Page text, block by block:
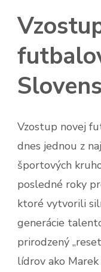
Vzostup novej
dnes jednou z
športových
posledné roky
ktoré vytvorili
generácie
prirodzený
lídrov ako